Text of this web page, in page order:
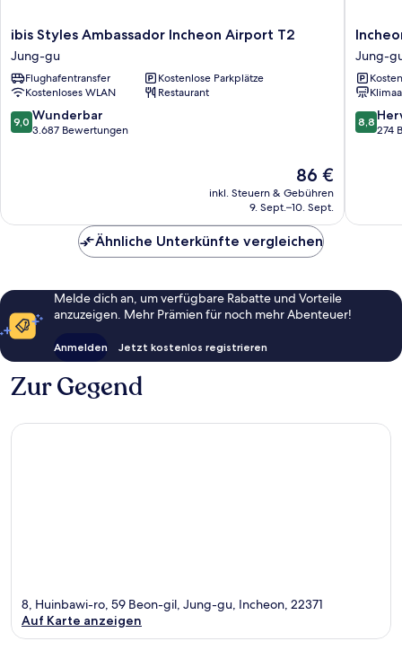
ibis
Styles
Ambassador
Incheon
Airport
T2
Jung-
ibis Styles Ambassador Incheon Airport T2
Jung-gu
Flughafentransfer
Kostenlose Parkplätze
Kostenloses WLAN
Restaurant
9.0
von
9,0 Wunderbar
3.687 Bewertungen
Der
Preis
beträgt
86 €
inkl. Steuern & Gebühren
9. Sept.–10. Sept.
Incheon
Airport
Global
Hotel
&
Suites
Jung-
Jung-
8.8
von
8,8
274
Ähnliche Unterkünfte vergleichen
Melde dich an, um verfügbare Rabatte und Vorteile
anzuzeigen. Mehr Prämien für noch mehr Abenteuer!
Anmelden Jetzt kostenlos registrieren
Zur Gegend
8, Huinbawi-ro, 59 Beon-gil, Jung-gu, Incheon, 22371
Auf Karte anzeigen